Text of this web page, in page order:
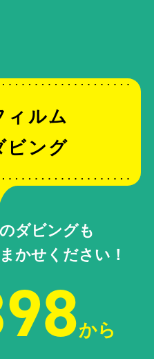
ィルム
ビング
ダビングも
かせください！
から